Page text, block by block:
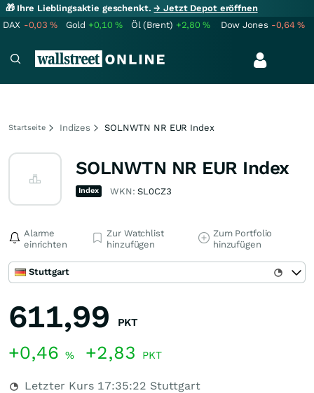
🎁 Ihre Lieblingsaktie geschenkt.→ Jetzt Depot eröffnen
DAX -0,03% Gold +0,10% Öl (Brent) +2,80% Dow Jones -0,64%
Startseite Indizes SOLNWTN NR EUR Index
SOLNWTN NR EUR Index
Index WKN:SL0CZ3
Alarme
einrichten
Zur Watchlist
hinzufügen
Zum Portfolio
hinzufügen
Stuttgart
611,99 PKT
+0,46 % +2,83 PKT
Letzter Kurs 17:35:22 Stuttgart